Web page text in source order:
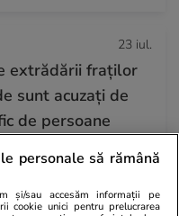
23 iul.
extrădării fraților
sunt acuzați de
de persoane
candidaților li
personale să rămână
și/sau accesăm informații pe
cookie unici pentru prelucrarea